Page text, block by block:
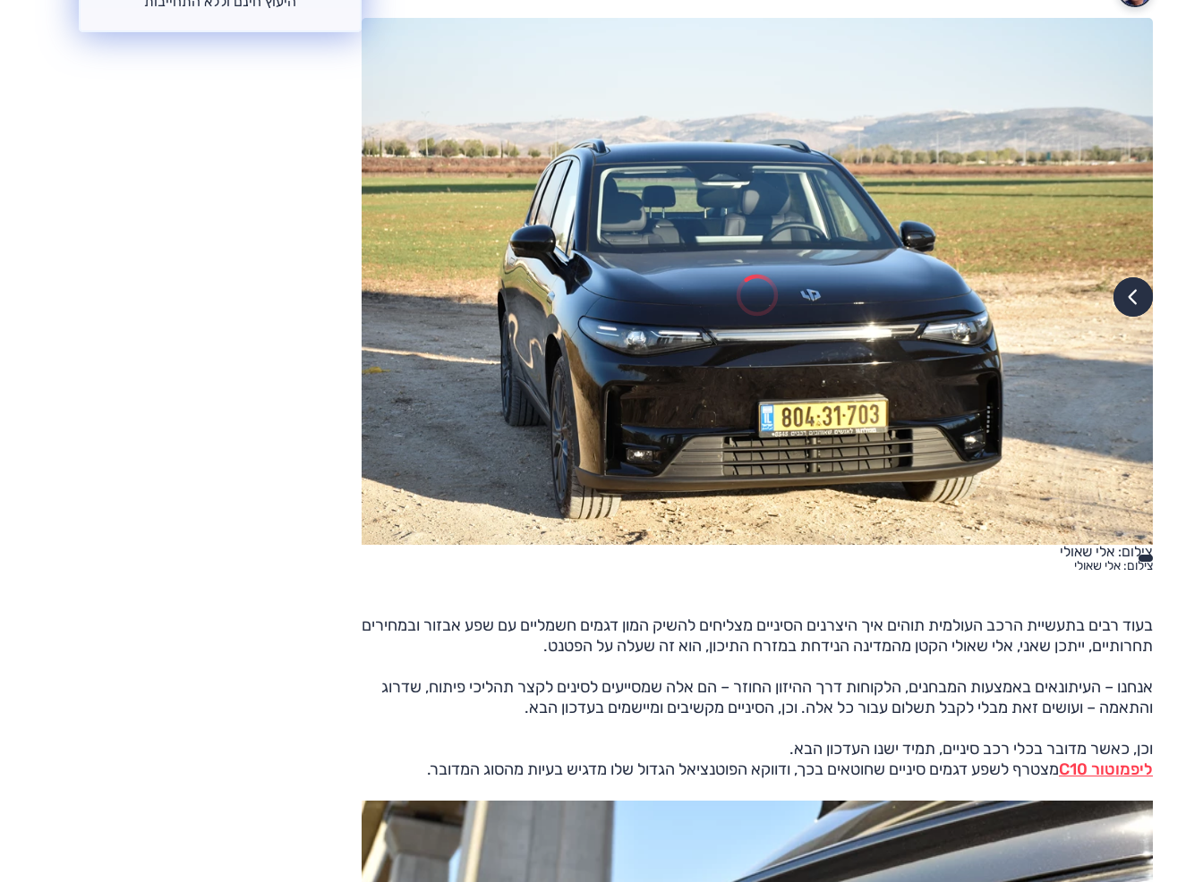
צילום: אלי שאולי
צילום: אלי שאולי
בעוד רבים בתעשיית הרכב העולמית תוהים איך היצרנים הסיניים מצליחים להשיק המון דגמים חשמליים עם שפע אבזור ובמחירים
תחרותיים, ייתכן שאני, אלי שאולי הקטן מהמדינה הנידחת במזרח התיכון, הוא זה שעלה על הפטנט.
אנחנו – העיתונאים באמצעות המבחנים, הלקוחות דרך ההיזון החוזר – הם אלה שמסייעים לסינים לקצר תהליכי פיתוח, שדרוג
והתאמה – ועושים זאת מבלי לקבל תשלום עבור כל אלה. וכן, הסיניים מקשיבים ומיישמים בעדכון הבא.
וכן, כאשר מדובר בכלי רכב סיניים, תמיד ישנו העדכון הבא.
ליפמוטור C10
מצטרף לשפע דגמים סיניים שחוטאים בכך, ודווקא הפוטנציאל הגדול שלו מדגיש בעיות מהסוג המדובר.